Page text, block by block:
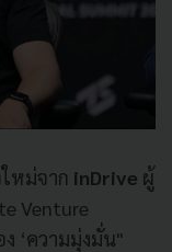
หม่จาก inDrive ผู้
Venture
‘ความมุ่งมั่น"